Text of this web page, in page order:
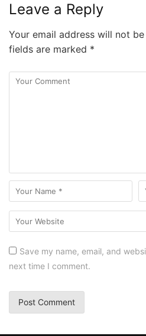
Leave a Reply
Your email address will not
fields are marked *
Save my name, email, and
next time I comment.